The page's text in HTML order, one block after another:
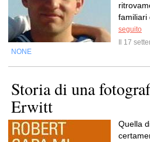
familiari
seguito
Il 17
NONE
Storia di una
Erwitt
Quella